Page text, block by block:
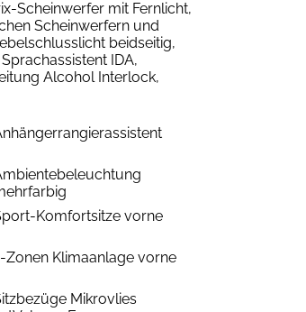
Scheinwerfer mit Fernlicht,
Scheinwerfern und
beidseitig,
IDA,
Alcohol Interlock,
Komfortsitze vorne
Zonen Klimaanlage vorne
Mikrovlies